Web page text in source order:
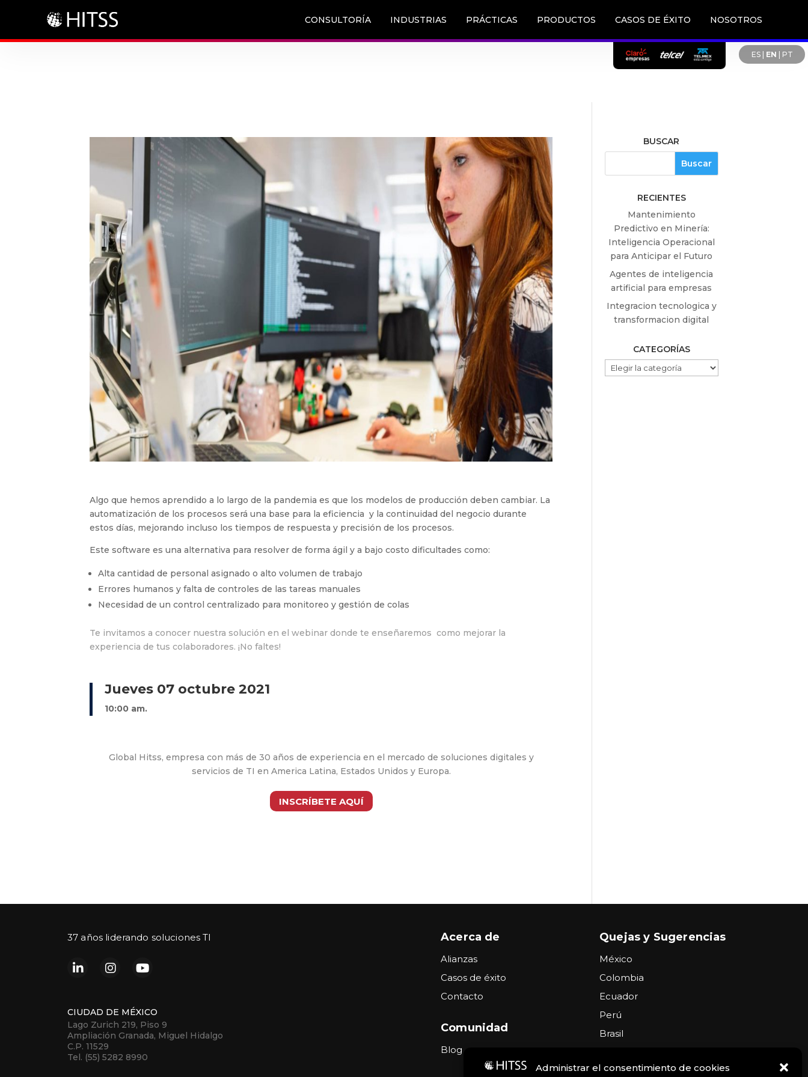
Administrar el consentimiento de cookies
CONSULTORÍA INDUSTRIAS PRÁCTICAS PRODUCTOS CASOS DE ÉXITO NOSOTROS
ES| EN PT
Algo que hemos aprendido a lo largo de la pandemia es que los modelos de producción deben cambiar. La
automatización de los procesos será una base para la eficiencia y la continuidad del negocio durante
estos días, mejorando incluso los tiempos de respuesta y precisión de los procesos.
Este software es una alternativa para resolver de forma ágil y a bajo costo dificultades como:
Alta cantidad de personal asignado o alto volumen de trabajo
Errores humanos y falta de controles de las tareas manuales
Necesidad de un control centralizado para monitoreo y gestión de colas
Te invitamos a conocer nuestra solución en el webinar donde te enseñaremos como mejorar la
experiencia de tus colaboradores. ¡No faltes!
Jueves 07 octubre 2021
10:00 am.
Global Hitss, empresa con más de 30 años de experiencia en el mercado de soluciones digitales y
servicios de TI en America Latina, Estados Unidos y Europa.
INSCRÍBETE AQUÍ
BUSCAR
RECIENTES
Mantenimiento
Predictivo en Minería:
Inteligencia Operacional
para Anticipar el Futuro
Agentes de inteligencia
artificial para empresas
Integracion tecnologica y
transformacion digital
CATEGORÍAS
CATEGORÍAS
37 años liderando soluciones TI
CIUDAD DE MÉXICO
Lago Zurich 219, Piso 9
Ampliación Granada, Miguel Hidalgo
C.P. 11529
Tel. (55) 5282 8990
Acerca de
Alianzas
Casos de éxito
Contacto
Comunidad
Blog
Quejas y Sugerencias
México
Colombia
Ecuador
Perú
Brasil
USA